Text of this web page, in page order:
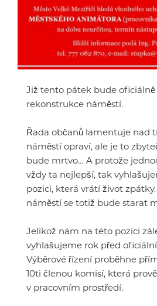
Již tento pátek bude oficiálně
rekonstrukce náměstí.
Řada občanů lamentuje nad
náměstí opraví, ale je to
bude mrtvo… A protože
vždy ta nejlepší, tak
pozici, která vrátí život
náměstí se totiž bude starat
Jelikož nám na této pozici
vyhlašujeme rok před
Výběrové řízení proběhne
10ti členou komisí, která
v pracovním prostředí.